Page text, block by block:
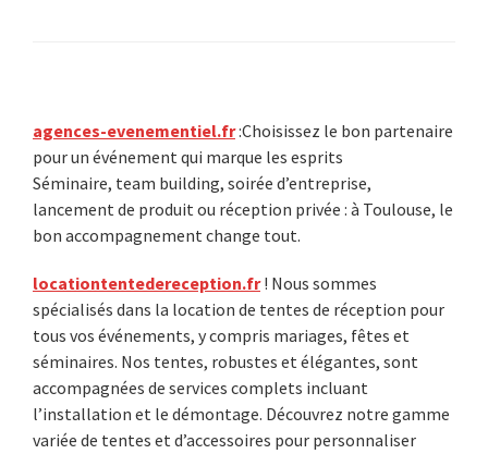
Primary
Sidebar
agences-evenementiel.fr:Choisissez le bon partenaire
pour un événement qui marque les esprits
Séminaire, team building, soirée d’entreprise,
lancement de produit ou réception privée : à Toulouse, le
bon accompagnement change tout.
locationtentedereception.fr! Nous sommes
spécialisés dans la location de tentes de réception pour
tous vos événements, y compris mariages, fêtes et
séminaires. Nos tentes, robustes et élégantes, sont
accompagnées de services complets incluant
l’installation et le démontage. Découvrez notre gamme
variée de tentes et d’accessoires pour personnaliser